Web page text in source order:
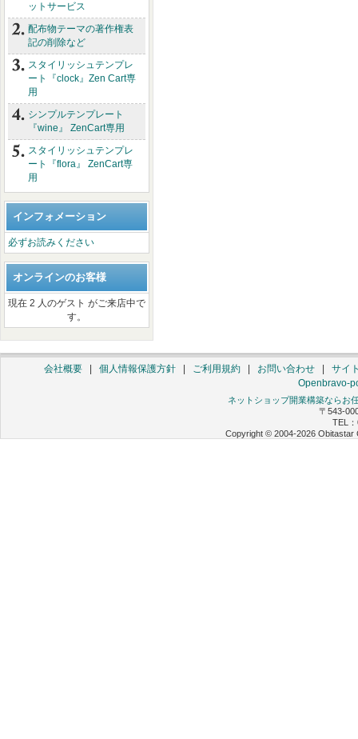
ットサービス
配布物テーマの著作権表
記の削除など
スタイリッシュテンプレ
ート『clock』Zen Cart専
用
シンプルテンプレート
『wine』 ZenCart専用
スタイリッシュテンプレ
ート『flora』 ZenCart専
用
インフォメーション
必ずお読みください
オンラインのお客様
現在 2 人のゲスト がご来店中で
す。
会社概要 個人情報保護方針 ご利用規約 お問い合わせ
サイ
Openbravo-
ネットショップ開業構築ならお
〒543-
TEL
Copyright © 2004-2026